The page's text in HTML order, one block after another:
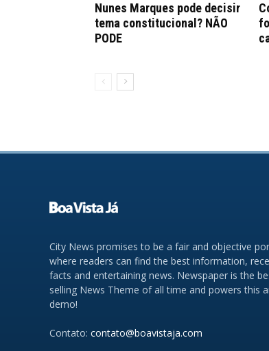
Nunes Marques pode decisir
tema constitucional? NÃO
PODE
City News promises to be a fair and objective
where readers can find the best information,
facts and entertaining news. Newspaper is the
selling News Theme of all time and powers this
demo!
Contato: contato@boavistaja.com